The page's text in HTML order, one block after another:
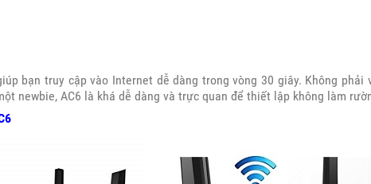
bạn truy cập vào Internet dễ dàng trong vòng 30 giây. Không
newbie, AC6 là khá dễ dàng và trực quan để thiết lập không làm